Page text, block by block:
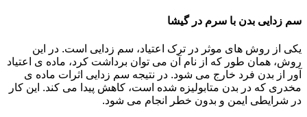
سم زدایی بدن با سرم در گیشا
یکی از روش های موثر در ترک اعتیاد، سم زدایی است. در این
روش، همان طور که از نام آن می توان برداشت کرد، ماده ی اعتیاد
آور از بدن فرد خارج می شود. در نتیجه سم زدایی اثرات ماده ی
مخدری که در بدن متابولیزه شده است، کاهش پیدا می کند. این کار
در شرایطی ایمن و بدون خطر انجام می شود.